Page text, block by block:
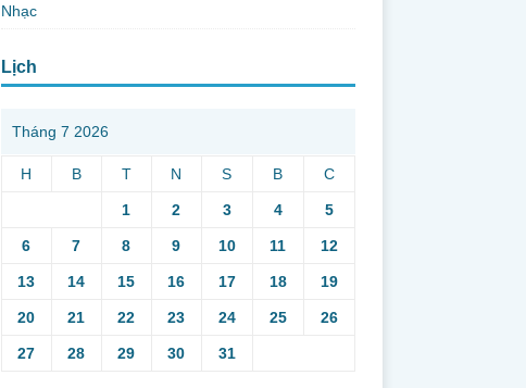
Nhạc
Lịch
Tháng 7 2026
H B T N S B C
1 2 3 4 5
6 7 8 9 10 11 12
13 14 15 16 17 18 19
20 21 22 23 24 25 26
27 28 29 30 31